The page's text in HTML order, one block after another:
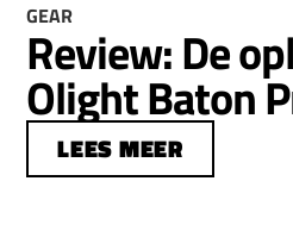
GEAR
Review: De
Olight Baton
LEES MEER